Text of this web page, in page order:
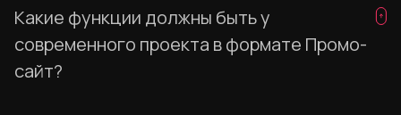
Какие функции должны быть у
современного проекта в формате Промо-
сайт?